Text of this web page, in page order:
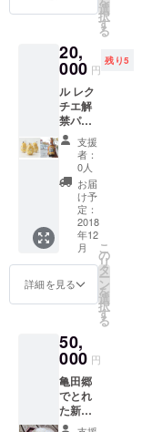
ル「ス
トレン
ジエー
ル」２
本をお
土産と
してお
渡し致
しま
す。 実
際に会
場にお
越しい
ただけ
る方の
みとさ
せて頂
また会
場内に
たは企
業名を
掲示し
た花輪
を置か
せて頂
きま
す。会
場にお
越しい
ただけ
ない方
とさせ
て頂き
ます。
選
択
す
る
20,
000 円
残り5
ル レク
チエ解
禁パー
ティー
「よん
でるな
いと」
の参加
券にな
りま
す。 ま
た、の
ちに
Agnet
に所属
する農
培した
ル レク
チエ２
kg（5〜
6玉）と
お礼状
をを送
支援
者：
0人
お届
け予
定：
2018
年12
月
詳細を見る
こ
の
リ
タ
ー
ン
を
選
択
す
る
50,
000 円
亀田郷
でとれ
た新米
コシヒ